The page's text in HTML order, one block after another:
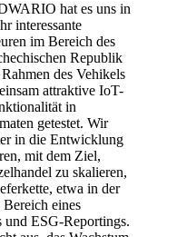
hat es uns in
interessante
im Bereich des
Republik
des Vehikels
attraktive IoT-
in
getestet. Wir
in die Entwicklung
mit dem Ziel,
zu skalieren,
etwa in der
eines
und ESG-Reportings.